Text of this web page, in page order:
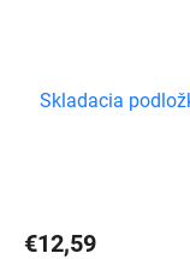
Skladacia
€12,59